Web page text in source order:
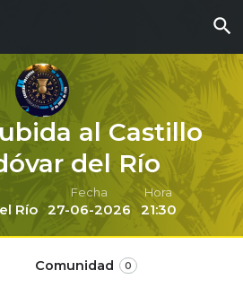
al Castillo
del Río
Río
Fecha
27-06-2026
Hora
21:30
Comunidad 0